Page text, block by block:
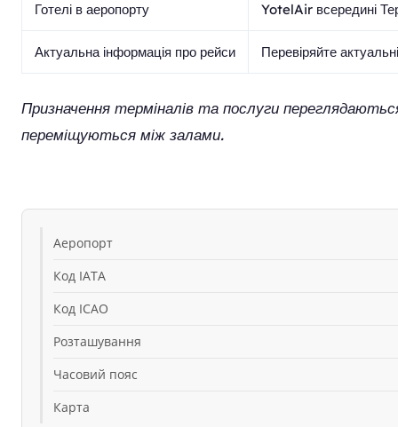
Готелі в аеропорту YotelAir всередині
Актуальна інформація про рейси Перевіряйте
Призначення терміналів та послуги
переміщуються між залами.
Аеропорт
Код IATA
Код ICAO
Розташування
Часовий пояс
Карта